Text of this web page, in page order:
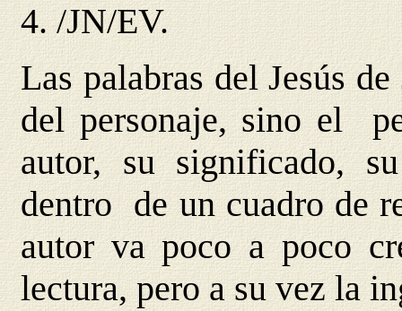
4./JN/EV.
Las palabras del Jesús
del personaje, sino el
autor, su significado,
dentro de un cuadro de
autor va poco a poco
lectura, pero a su vez la